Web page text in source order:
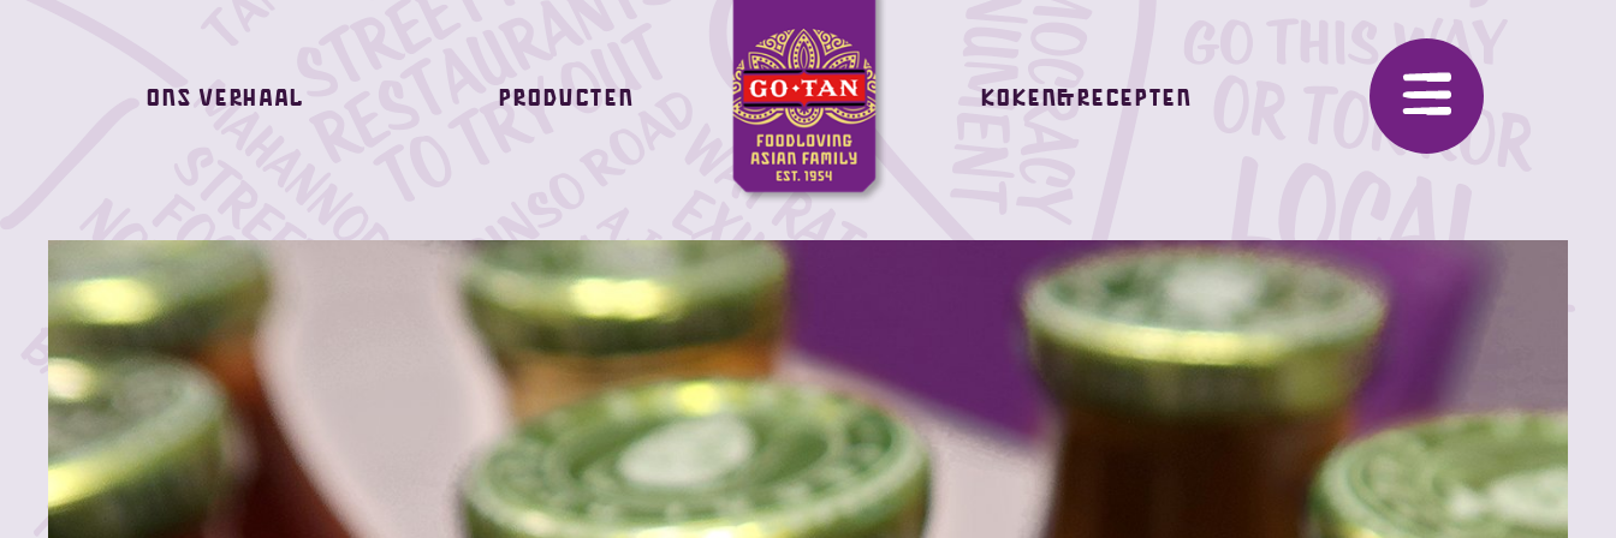
Ons verhaal Producten Koken&Recepten